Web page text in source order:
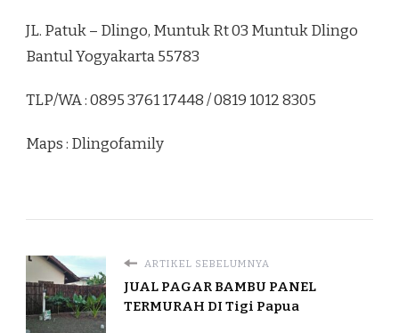
JL. Patuk – Dlingo, Muntuk Rt 03 Muntuk Dlingo
Bantul Yogyakarta 55783
TLP/WA : 0895 3761 17448 / 0819 1012 8305
Maps : Dlingofamily
ARTIKEL SEBELUMNYA
JUAL PAGAR BAMBU PANEL
TERMURAH DI Tigi Papua